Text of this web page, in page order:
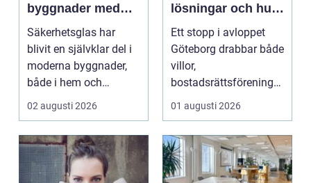
byggnader med
smarta
glaslösningar
Säkerhetsglas har
blivit en självklar del i
moderna byggnader,
både i hem och
offentliga miljöer. I ...
02 augusti 2026
lösningar och hur
problem kan
undvikas
Ett stopp i avloppet
Göteborg drabbar både
villor,
bostadsrättsföreningar
och h...
01 augusti 2026